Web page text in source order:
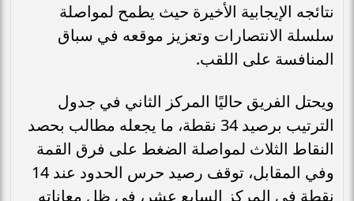
نتائجه الإيجابية الأخيرة حيث يطمح لمواصلة
سلسلة الانتصارات وتعزيز موقعه في سباق
المنافسة على اللقب.
ويحتل الفريق حاليًا المركز الثاني في جدول
الترتيب برصيد 34 نقطة، ما يجعله مطالب بحصد
النقاط الثلاث لمواصلة الضغط على فرق القمة
وفي المقابل، توقف رصيد حرس الحدود عند 14
نقطة في المركز السابع عشر، في ظل معاناته